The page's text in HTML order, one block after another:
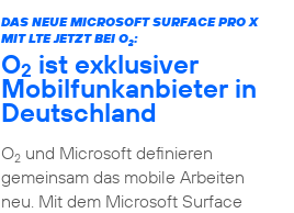
DAS NEUE MICROSOFT SURFACE PRO X
MIT LTE JETZT BEI O2:
O2 ist exklusiver
Mobilfunkanbieter in
Deutschland
O2und Microsoft definieren
gemeinsam das mobile Arbeiten
neu. Mit dem Microsoft Surface